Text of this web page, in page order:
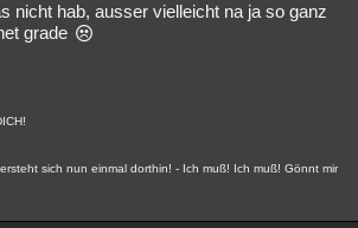
Unterhaltung
Verbesserungen Allmystery English
nicht hab, ausser vielleicht na ja so ganz
grade
sich nun einmal dorthin! - Ich muß! Ich muß! Gönnt mir